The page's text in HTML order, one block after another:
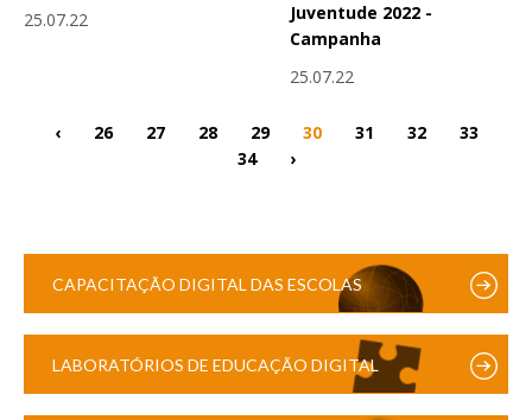
25.07.22
Juventude 2022 -
Campanha
25.07.22
‹ 26 27 28 29 30 31 32
33
34
›
CAPACITAÇÃO DIGITAL DAS ESCOLAS
LABORATÓRIOS DE EDUCAÇÃO DIGITAL